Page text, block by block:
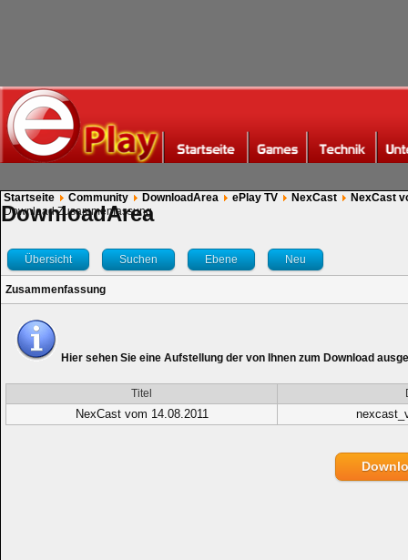
Startseite Community DownloadArea ePlay TV NexCast
NexCast
Download Zusammenfassung
DownloadArea
Übersicht Suchen Ebene Neu
Zusammenfassung
Hier sehen Sie eine Aufstellung der von Ihnen zum Download
Titel
NexCast vom 14.08.2011